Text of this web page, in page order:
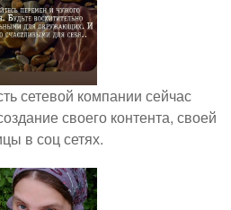
сетевой компании сейчас
своего контента, своей
в соц сетях.